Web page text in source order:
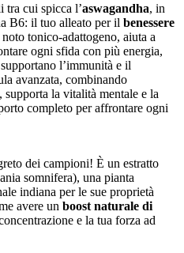
tra cui spicca l’aswagandha, in
B6: il tuo alleato per il benessere
noto tonico-adattogeno, aiuta a
ogni sfida con più energia,
l’immunità e il
avanzata, combinando
la vitalità mentale e la
completo per affrontare ogni
dei campioni! È un estratto
somnifera), una pianta
indiana per le sue proprietà
avere un boost naturale di
e la tua forza ad